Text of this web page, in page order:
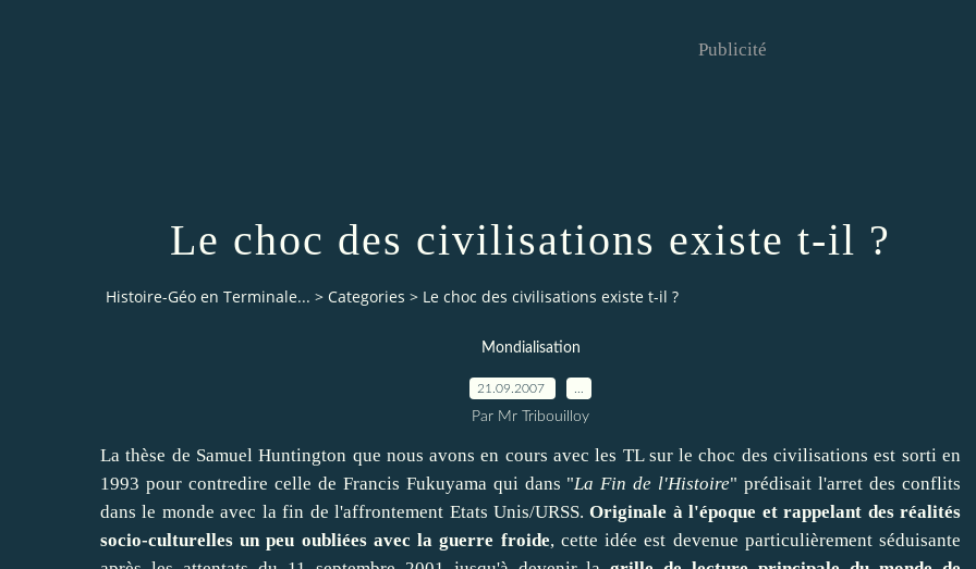
Publicité
Le choc des civilisations existe t-il ?
Histoire-Géo en Terminale... > Categories > Le choc des civilisations existe t-il ?
Mondialisation
21.09.2007
Par Mr Tribouilloy
La thèse de Samuel Huntington que nous avons en cours avec les TL sur le choc des civilisations est sorti en
1993 pour contredire celle de Francis Fukuyama qui dans "La Fin de l'Histoire" prédisait l'arret des conflits
dans le monde avec la fin de l'affrontement Etats Unis/URSS.Originale à l'époque et rappelant des réalités
socio-culturelles un peu oubliées avec la guerre froide, cette idée est devenue particulièrement séduisante